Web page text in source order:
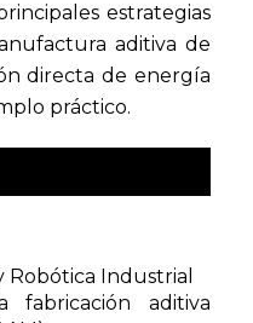
estrategias
aditiva de
directa de energía
práctico.
Robótica Industrial
fabricación aditiva